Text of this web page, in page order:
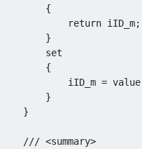
{
return iID_m;
}
set
{
            iID_m
= value
}
}
/// <summary>